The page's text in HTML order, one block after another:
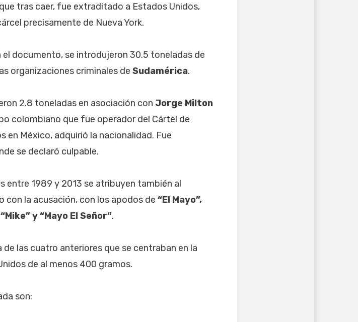
tras caer, fue extraditado a Estados Unidos,
precisamente de Nueva York.
documento, se introdujeron 30.5 toneladas de
organizaciones criminales de Sudamérica.
2.8 toneladas en asociación con Jorge Milton
colombiano que fue operador del Cártel de
en México, adquirió la nacionalidad. Fue
se declaró culpable.
entre 1989 y 2013 se atribuyen también al
con la acusación, con los apodos de “El Mayo”,
y “Mayo El Señor”.
las cuatro anteriores que se centraban en la
de al menos 400 gramos.
son: